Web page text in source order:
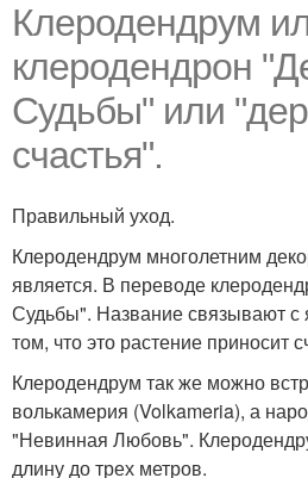
Клеродендрум
клеродендрон
Судьбы" или
счастья".
Правильный уход.
Клеродендрум многолетним
является. В переводе
Судьбы". Название связывают с
том, что это растение приносит
Клеродендрум так же можно
волькамерия (Volkameria), а
"Невинная Любовь".
длину до трех метров.